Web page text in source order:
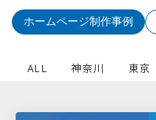
ホームページ制作事例
ALL 神奈川 東京